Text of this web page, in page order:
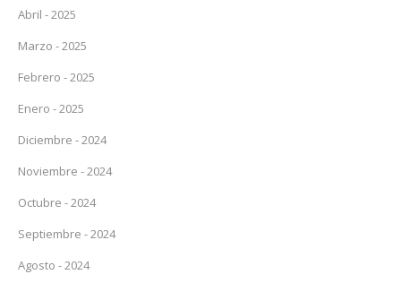
Abril - 2025
Marzo - 2025
Febrero - 2025
Enero - 2025
Diciembre - 2024
Noviembre - 2024
Octubre - 2024
Septiembre - 2024
Agosto - 2024